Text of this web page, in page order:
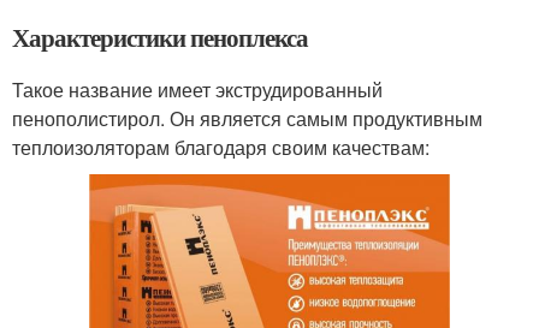
Характеристики пеноплекса
Такое название имеет экструдированный
пенополистирол. Он является самым продуктивным
теплоизоляторам благодаря своим качествам: